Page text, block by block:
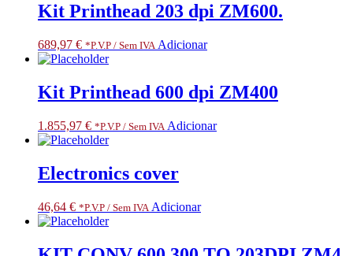
Kit Printhead 203 dpi ZM600.
689,97 € *P.V.P / Sem IVA Adicionar
Kit Printhead 600 dpi ZM400
1.855,97 € *P.V.P / Sem IVA Adicionar
Electronics cover
46,64 € *P.V.P / Sem IVA Adicionar